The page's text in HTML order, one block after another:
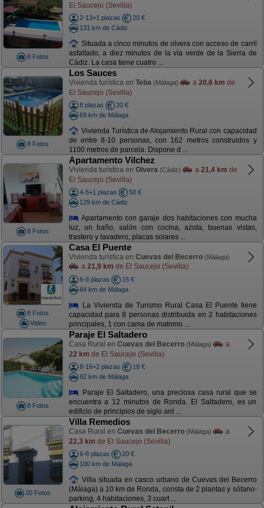
8 Fotos
El Saucejo (Sevilla)
2-13+1 plazas
20 €
131 km de Cádiz
Situada a cinco minutos de olvera con acceso de carril
asfaltado, a diez minutos de la vía verde de la Sierra de
Cádiz. La casa tiene cuatro ...
8 Fotos
Los Sauces
Vivienda turística en Teba (Málaga) a 20,6 km de
El Saucejo (Sevilla)
8 plazas
20 €
69 km de Málaga
Vivienda Turística de Alojamiento Rural con capacidad
de entre 8-10 personas, con 162 metros construidos y
1100 metros de parcela. Dispone d ...
8 Fotos
Apartamento Vilchez
Vivienda turística en Olvera (Cádiz) a 21,4 km de
El Saucejo (Sevilla)
4-5+1 plazas
50 €
129 km de Cádiz
Apartamento con garaje dos habitaciones con mucha
luz, un baño, salón con cocina, azota, buenas vistas,
trastero y lavadero, placas solares ...
8 Fotos
Video
Casa El Puente
Vivienda turística en Cuevas del Becerro (Málaga)
a 21,9 km de El Saucejo (Sevilla)
6-8 plazas
15 €
84 km de Málaga
La Vivienda de Turismo Rural Casa El Puente tiene
capacidad para 8 personas distribuida en 2 habitaciones
principales, 1 con cama de matrimo ...
8 Fotos
Paraje El Saltadero
Casa Rural en Cuevas del Becerro (Málaga)
a
22 km de El Saucejo (Sevilla)
8-16+2 plazas
18 €
82 km de Málaga
Paraje El Saltadero, una preciosa casa rural que se
encuentra a 12 minutos de Ronda. El Saltadero, es un
edificio de principios de siglo ant ...
20 Fotos
Villa Remedios
Casa Rural en Cuevas del Becerro (Málaga)
a
22,3 km de El Saucejo (Sevilla)
6-8 plazas
20 €
100 km de Málaga
Villa situada en casco urbano de Cuevas del Becerro
(Málaga) a 10 km de Ronda, consta de 2 plantas y sótano-
parking, 4 habitaciones, 3 cuart ...